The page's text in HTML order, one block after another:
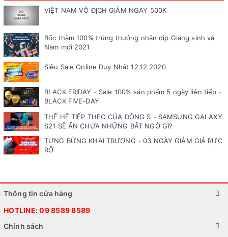
VIỆT NAM VÔ ĐỊCH GIẢM NGAY 500K
Bốc thăm 100% trúng thưởng nhân dịp Giáng sinh và
Năm mới 2021
Siêu Sale Online Duy Nhất 12.12.2020
BLACK FRIDAY - Sale 100% sản phẩm 5 ngày liên tiếp -
BLACK FIVE-DAY
THẾ HỆ TIẾP THEO CỦA DÒNG S - SAMSUNG GALAXY
S21 SẼ ẨN CHỨA NHỮNG BẤT NGỜ GÌ?
TƯNG BỪNG KHAI TRƯƠNG - 03 NGÀY GIẢM GIÁ RỰC
RỠ
Thông tin cửa hàng
HOTLINE:09 8589 8589
Chính sách